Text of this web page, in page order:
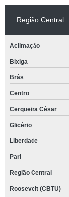
Região Central
Aclimação
Bixiga
Brás
Centro
Cerqueira César
Glicério
Liberdade
Pari
Região Central
Roosevelt (CBTU)